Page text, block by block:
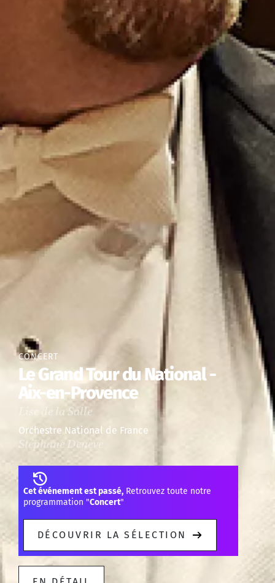
CONCERT
Le Grand Tour du National -
Aix-en-Provence
Lise de la Salle
Orchestre National de France
Stéphane Denève
Cet événement est passé, Retrouvez toute notre
programmation "Concert"
DÉCOUVRIR LA SÉLECTION